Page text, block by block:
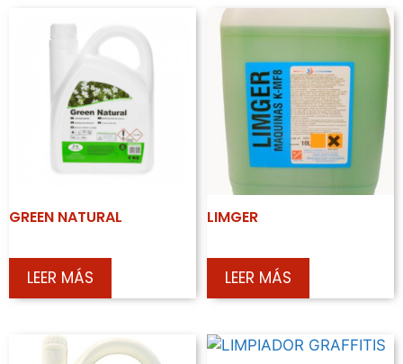
GREEN NATURAL
LEER MÁS
LIMGER
LEER MÁS